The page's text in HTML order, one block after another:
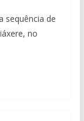
sequência de
no